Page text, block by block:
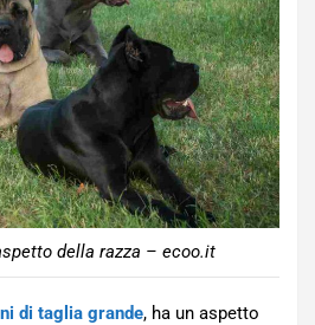
della razza – ecoo.it
di taglia grande, ha un aspetto